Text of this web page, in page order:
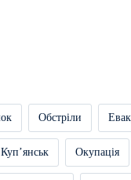
Обстріли
Окупація